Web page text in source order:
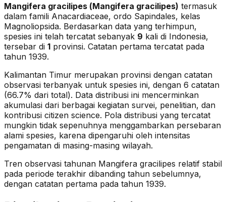
Mangifera gracilipes (Mangifera gracilipes) termasuk
dalam famili Anacardiaceae, ordo Sapindales, kelas
Magnoliopsida. Berdasarkan data yang terhimpun,
spesies ini telah tercatat sebanyak 9 kali di Indonesia,
tersebar di 1 provinsi. Catatan pertama tercatat pada
tahun 1939.
Kalimantan Timur merupakan provinsi dengan catatan
observasi terbanyak untuk spesies ini, dengan 6 catatan
(66.7% dari total). Data distribusi ini mencerminkan
akumulasi dari berbagai kegiatan survei, penelitian, dan
kontribusi citizen science. Pola distribusi yang tercatat
mungkin tidak sepenuhnya menggambarkan persebaran
alami spesies, karena dipengaruhi oleh intensitas
pengamatan di masing-masing wilayah.
Tren observasi tahunan Mangifera gracilipes relatif stabil
pada periode terakhir dibanding tahun sebelumnya,
dengan catatan pertama pada tahun 1939.